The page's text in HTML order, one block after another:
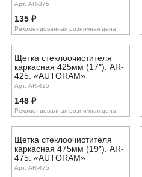
Арт. AR-375
135₽
Рекомендованная розничная цена
Щетка стеклоочистителя
каркасная 425мм (17″). AR-
425. «AUTORAM»
Арт. AR-425
148₽
Рекомендованная розничная цена
Щетка стеклоочистителя
каркасная 475мм (19″). AR-
475. «AUTORAM»
Арт. AR-475